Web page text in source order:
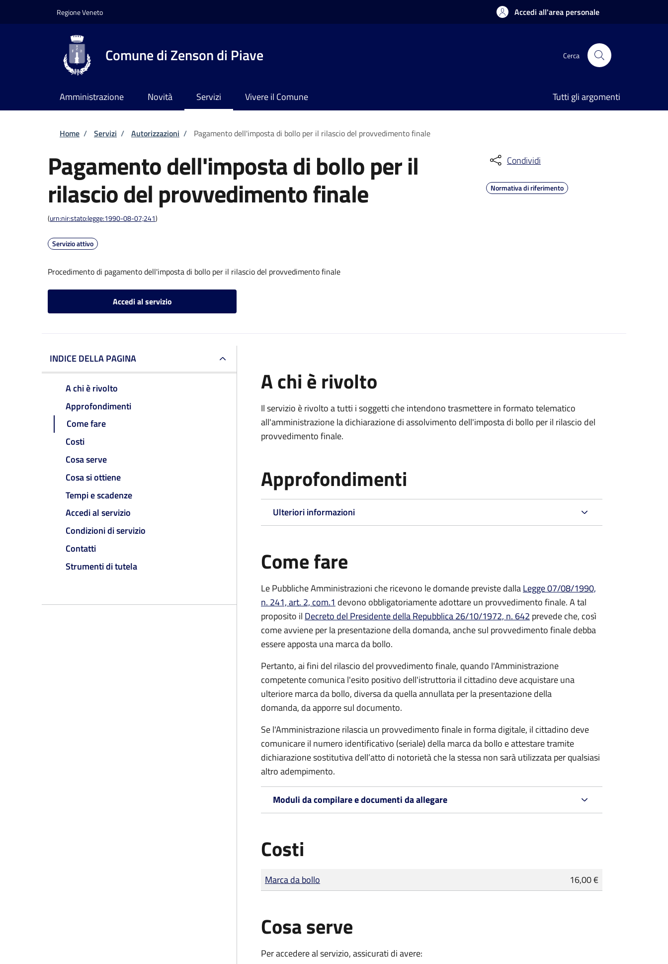
Regione Veneto Accedi all'area personale
Comune di Zenson di Piave Cerca
Amministrazione Novità Servizi Vivere il Comune Tutti gli argomenti
Briciole di pane
Home / Servizi / Autorizzazioni / Pagamento dell'imposta di bollo per il rilascio del provvedimento finale
Pagamento dell'imposta di bollo per il
rilascio del provvedimento finale
(urn:nir:stato:legge:1990-08-07;241)
Servizio attivo
Procedimento di pagamento dell'imposta di bollo per il rilascio del provvedimento finale
Accedi al servizio
Condividi
Normativa di riferimento
INDICE DELLA PAGINA
A chi è rivolto
Approfondimenti
Come fare
Costi
Cosa serve
Cosa si ottiene
Tempi e scadenze
Accedi al servizio
Condizioni di servizio
Contatti
Strumenti di tutela
A chi è rivolto
Il servizio è rivolto a tutti i soggetti che intendono trasmettere in formato telematico
all'amministrazione la dichiarazione di assolvimento dell'imposta di bollo per il rilascio del
provvedimento finale.
Approfondimenti
Ulteriori informazioni
Come fare
Le Pubbliche Amministrazioni che ricevono le domande previste dallaLegge 07/08/1990,
n. 241, art. 2, com.1 devono obbligatoriamente adottare un provvedimento finale. A tal
proposito il Decreto del Presidente della Repubblica 26/10/1972, n. 642 prevede che, così
come avviene per la presentazione della domanda, anche sul provvedimento finale debba
essere apposta una marca da bollo.
Pertanto, ai fini del rilascio del provvedimento finale, quando l'Amministrazione
competente comunica l'esito positivo dell'istruttoria il cittadino deve acquistare una
ulteriore marca da bollo, diversa da quella annullata per la presentazione della
domanda, da apporre sul documento.
Se l'Amministrazione rilascia un provvedimento finale in forma digitale, il cittadino deve
comunicare il numero identificativo (seriale) della marca da bollo e attestare tramite
dichiarazione sostitutiva dell’atto di notorietà che la stessa non sarà utilizzata per qualsiasi
altro adempimento.
Moduli da compilare e documenti da allegare
Costi
Tipo di pagamento
Importo
Marca da bollo 16,00 €
Cosa serve
Per accedere al servizio, assicurati di avere: